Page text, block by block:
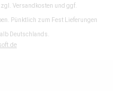
Versandkosten und ggf.
Pünktlich zum Fest Lieferungen
Deutschlands.